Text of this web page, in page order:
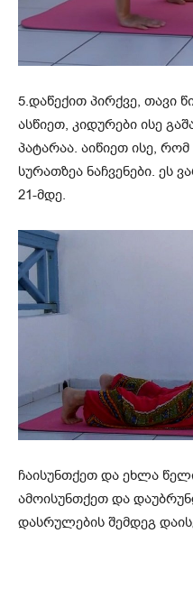
5.დაწექით პირქვე, თავი
ასწიეთ, კიდურები ისე
პატარაა. აიწიეთ ისე,
სურათზეა ნაჩვენები. ეს
21-მდე.
ჩაისუნთქეთ და ეხლა
ამოისუნთქეთ და
დასრულების შემდეგ